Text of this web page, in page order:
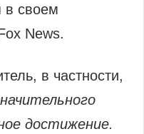
в своем
News.
в частности,
достижение.